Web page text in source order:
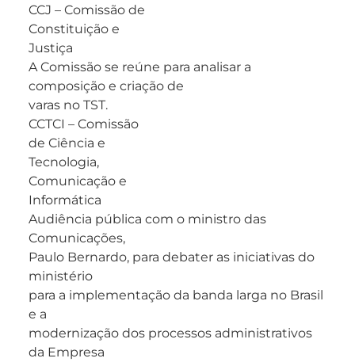
CCJ – Comissão de
Constituição e
Justiça
A Comissão se reúne para analisar a
composição e criação de
varas no TST.
CCTCI – Comissão
de Ciência e
Tecnologia,
Comunicação e
Informática
Audiência pública com o ministro das
Comunicações,
Paulo Bernardo, para debater as iniciativas do
ministério
para a implementação da banda larga no Brasil
e a
modernização dos processos administrativos
da Empresa